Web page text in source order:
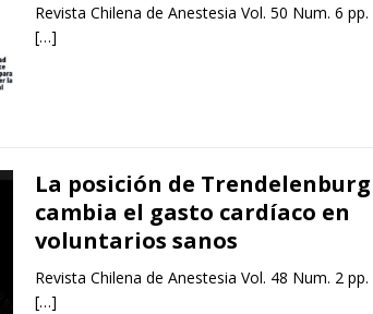
Revista Chilena de Anestesia Vol. 50 Num. 6
[…]
La posición de
cambia el gasto cardíaco en
voluntarios sanos
Revista Chilena de Anestesia Vol. 48 Num. 2
[…]